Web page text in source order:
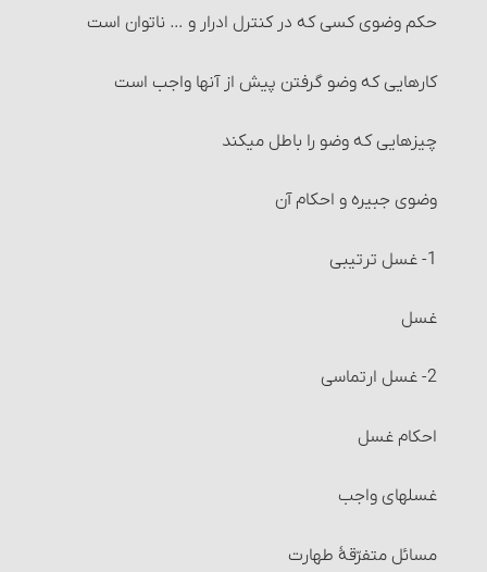
حکم وضوی کسی که در کنترل ادرار و … ناتوان است
کارهایی که وضو گرفتن پیش از آنها واجب است‏
چیزهایی که وضو را باطل می‏کند
وضوی جبیره و احکام آن
1- غسل ترتیبی
غسل
2- غسل ارتماسی‏
احکام غسل‏
غسلهای واجب
مسائل متفرّقۀ طهارت